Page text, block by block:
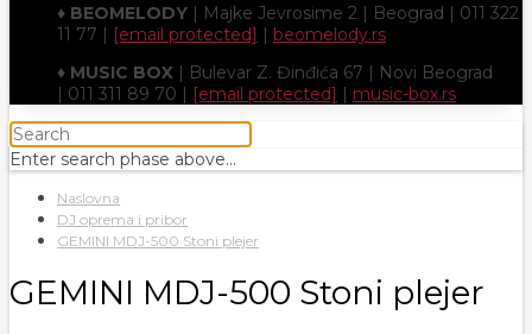
♦ BEOMELODY | Majke Jevrosime 2 | Beograd | 011 322
11 77 | [email protected] | beomelody.rs
♦ MUSIC BOX | Bulevar Z. Đinđića 67 | Novi Beograd
| 011 311 89 70 | [email protected] | music-box.rs
Enter search phase above...
Naslovna
DJ oprema i pribor
GEMINI MDJ-500 Stoni plejer
GEMINI MDJ-500 Stoni plejer